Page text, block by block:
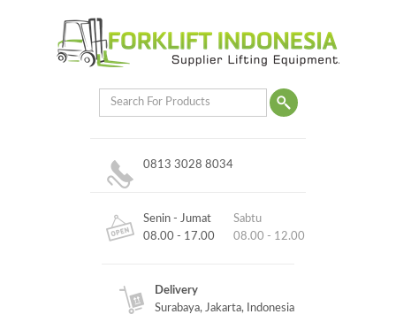
0813 3028 8034
Senin - Jumat
08.00 - 17.00
Sabtu
08.00 - 12.00
Delivery
Surabaya, Jakarta, Indonesia